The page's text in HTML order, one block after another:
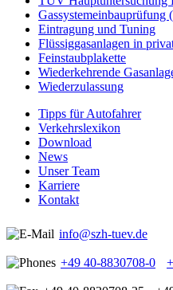
Gassystemeinbauprüfung
Eintragung und Tuning
Flüssiggasanlagen in
Feinstaubplakette
Wiederkehrende
Wiederzulassung
Tipps für Autofahrer
Verkehrslexikon
Download
News
Unser Team
Karriere
Kontakt
info@szh-tuev.de
+49 40-8830708-0